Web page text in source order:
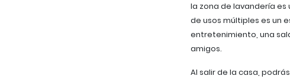
la zona de lavandería
de usos múltiples es un
entretenimiento, una
amigos.
Al salir de la casa,